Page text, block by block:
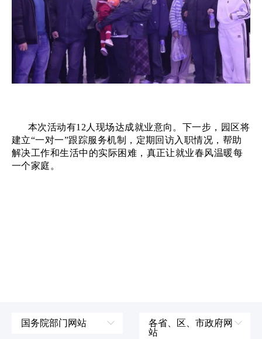
本次活动有12人现场达成就业意向。下一步，园区将
建立“一对一”跟踪服务机制，定期回访入职情况，帮助
解决工作和生活中的实际困难，真正让就业春风温暖每
一个家庭。
国务院部门网站
各省、区、市政府网
站